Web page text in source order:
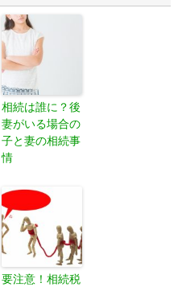
相続は誰に？後
妻がいる場合の
子と妻の相続事
情
要注意！相続税